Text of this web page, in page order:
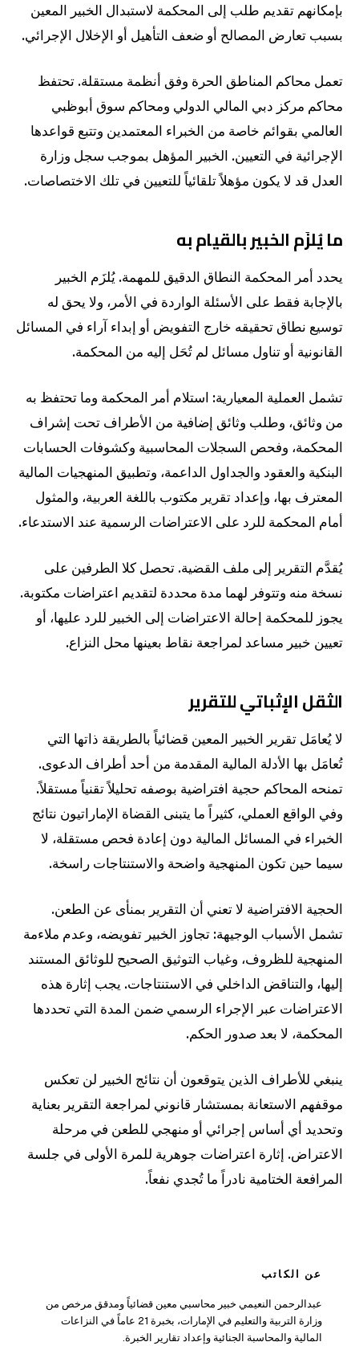
بإمكانهم تقديم طلب إلى المحكمة لاستبدال الخبير المعين
بسبب تعارض المصالح أو ضعف التأهيل أو الإخلال الإجرائي.
تعمل محاكم المناطق الحرة وفق أنظمة مستقلة. تحتفظ
محاكم مركز دبي المالي الدولي ومحاكم سوق أبوظبي
العالمي بقوائم خاصة من الخبراء المعتمدين وتتبع قواعدها
الإجرائية في التعيين. الخبير المؤهل بموجب سجل وزارة
العدل قد لا يكون مؤهلاً تلقائياً للتعيين في تلك الاختصاصات.
ما يُلزَم الخبير بالقيام به
يحدد أمر المحكمة النطاق الدقيق للمهمة. يُلزَم الخبير
بالإجابة فقط على الأسئلة الواردة في الأمر، ولا يحق له
توسيع نطاق تحقيقه خارج التفويض أو إبداء آراء في المسائل
القانونية أو تناول مسائل لم تُحَل إليه من المحكمة.
تشمل العملية المعيارية: استلام أمر المحكمة وما تحتفظ به
من وثائق، وطلب وثائق إضافية من الأطراف تحت إشراف
المحكمة، وفحص السجلات المحاسبية وكشوفات الحسابات
البنكية والعقود والجداول الداعمة، وتطبيق المنهجيات المالية
المعترف بها، وإعداد تقرير مكتوب باللغة العربية، والمثول
أمام المحكمة للرد على الاعتراضات الرسمية عند الاستدعاء.
يُقدَّم التقرير إلى ملف القضية. تحصل كلا الطرفين على
نسخة منه وتتوفر لهما مدة محددة لتقديم اعتراضات مكتوبة.
يجوز للمحكمة إحالة الاعتراضات إلى الخبير للرد عليها، أو
تعيين خبير مساعد لمراجعة نقاط بعينها محل النزاع.
الثقل الإثباتي للتقرير
لا يُعامَل تقرير الخبير المعين قضائياً بالطريقة ذاتها التي
تُعامَل بها الأدلة المالية المقدمة من أحد أطراف الدعوى.
تمنحه المحاكم حجية افتراضية بوصفه تحليلاً تقنياً مستقلاً.
وفي الواقع العملي، كثيراً ما يتبنى القضاة الإماراتيون نتائج
الخبراء في المسائل المالية دون إعادة فحص مستقلة، لا
سيما حين تكون المنهجية واضحة والاستنتاجات راسخة.
الحجية الافتراضية لا تعني أن التقرير بمنأى عن الطعن.
تشمل الأسباب الوجيهة: تجاوز الخبير تفويضه، وعدم ملاءمة
المنهجية للظروف، وغياب التوثيق الصحيح للوثائق المستند
إليها، والتناقض الداخلي في الاستنتاجات. يجب إثارة هذه
الاعتراضات عبر الإجراء الرسمي ضمن المدة التي تحددها
المحكمة، لا بعد صدور الحكم.
ينبغي للأطراف الذين يتوقعون أن نتائج الخبير لن تعكس
موقفهم الاستعانة بمستشار قانوني لمراجعة التقرير بعناية
وتحديد أي أساس إجرائي أو منهجي للطعن في مرحلة
الاعتراض. إثارة اعتراضات جوهرية للمرة الأولى في جلسة
المرافعة الختامية نادراً ما تُجدي نفعاً.
عن الكاتب
عبدالرحمن النعيمي خبير محاسبي معين قضائياً ومدقق مرخص من
وزارة التربية والتعليم في الإمارات، بخبرة 21 عاماً في النزاعات
المالية والمحاسبة الجنائية وإعداد تقارير الخبرة.